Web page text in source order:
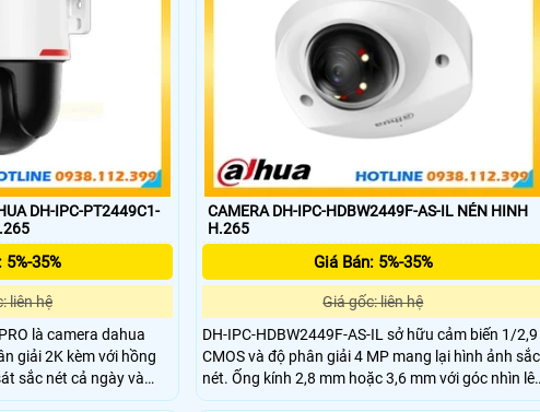
DH-IPC-PT2449C1-
H.265
5%-35%
liên hệ
là camera dahua
giải 2K kèm với hồng
sắc nét cả ngày và
trợ đàm thoại âm thành
CAMERA DH-IPC-HDBW2449F-AS-IL NÉN HINH
H.265
Giá Bán: 5%-35%
Giá gốc: liên hệ
DH-IPC-HDBW2449F-AS-IL sở hữu cảm biến 1/2,9
CMOS và độ phân giải 4 MP mang lại hình ảnh sắc
nét. Ống kính 2,8 mm hoặc 3,6 mm với góc nhìn
đến 101° hoặc 83°. Đèn hồng ngoại và đèn ánh